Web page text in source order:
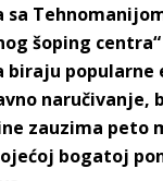
sa
šoping
biraju
naručivanje,
zauzima peto
bogatoj